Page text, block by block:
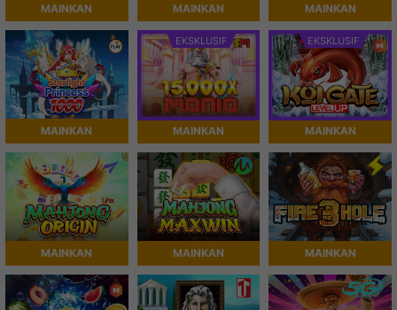
MAINKAN MAINKAN MAINKAN
MAINKAN
EKSKLUSIF
MAINKAN
EKSKLUSIF
MAINKAN
MAINKAN MAINKAN MAINKAN